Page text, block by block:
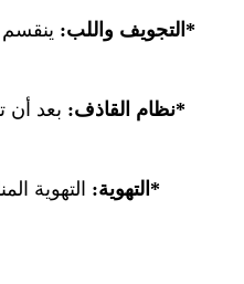
*التجويف واللب:
*نظام القاذف: بعد أن
*التهوية: التهوية